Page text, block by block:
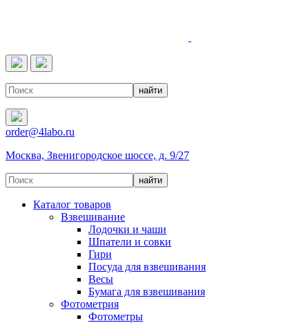
order@4labo.ru
Москва, Звенигородское шоссе, д. 9/27
Каталог товаров
Взвешивание
Лодочки и чаши
Шпатели и совки
Гири
Посуда для взвешивания
Весы
Бумага для взвешивания
Фотометрия
Фотометры